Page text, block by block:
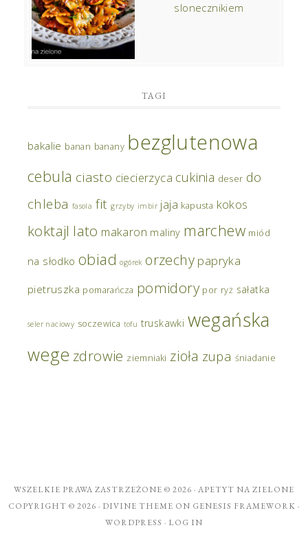
slonecznikiem
TAGI
bakalie banan banany bezglutenowa
cebula ciasto ciecierzyca cukinia deser do
chleba fasola fit grzyby imbir jaja kapusta kokos
koktajl lato makaron maliny marchew miód
na słodko obiad ogórek orzechy papryka
pietruszka pomarańcza pomidory por ryż sałatka
seler naciowy soczewica tofu truskawki wegańska
wege zdrowie ziemniaki zioła zupa śniadanie
WSZELKIE PRAWA ZASTRZEŻONE © 2026 · APETYT NA ZIELONE
COPYRIGHT © 2026 · DIVINE THEME ON GENESIS FRAMEWORK ·
WORDPRESS · LOG IN